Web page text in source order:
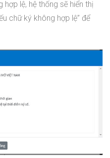
lệ, hệ thống sẽ hiển thị
chữ ký không hợp lệ” để